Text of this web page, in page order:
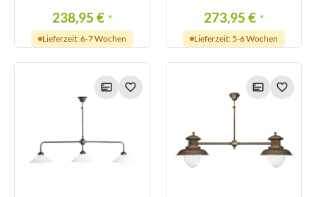
238,95 € *
Lieferzeit: 6-7 Wochen
273,95 € *
Lieferzeit: 5-6 Wochen